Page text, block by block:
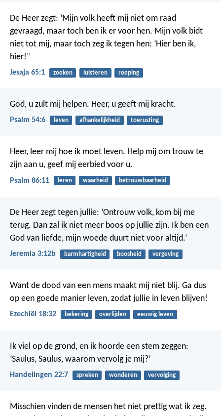
De Heer zegt: ‘Mijn volk heeft mij niet om raad
gevraagd, maar toch ben ik er voor hen. Mijn volk bidt
niet tot mij, maar toch zeg ik tegen hen: ‘Hier ben ik,
hier!’’
Jesaja 65:1 zoeken luisteren roeping
God, u zult mij helpen. Heer, u geeft mij kracht.
Psalm 54:6 leven afhankelijkheid toerusting
Heer, leer mij hoe ik moet leven. Help mij om trouw te
zijn aan u, geef mij eerbied voor u.
Psalm 86:11 leren waarheid betrouwbaarheid
De Heer zegt tegen jullie: ‘Ontrouw volk, kom bij me
terug. Dan zal ik niet meer boos op jullie zijn. Ik ben een
God van liefde, mijn woede duurt niet voor altijd.’
Jeremia 3:12b barmhartigheid boosheid vergeving
Want de dood van een mens maakt mij niet blij. Ga dus
op een goede manier leven, zodat jullie in leven blijven!
Ezechiël 18:32 bekering overlijden eeuwig leven
Ik viel op de grond, en ik hoorde een stem zeggen:
‘Saulus, Saulus, waarom vervolg je mij?’
Handelingen 22:7 spreken wonderen vervolging
Misschien vinden de mensen het niet prettig wat ik zeg.